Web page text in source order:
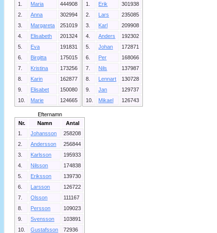
1.
Maria
444908
2.
Anna
302994
3.
Margareta
251019
4.
Elisabeth
201324
5.
Eva
191831
6.
Birgitta
175015
7.
Kristina
173256
8.
Karin
162877
9.
Elisabet
150080
10.
Marie 124665
1.
Erik
301938
2.
Lars
235085
3.
Karl
209908
4.
Anders
192302
5.
Johan
172871
6.
Per
168066
7.
Nils
137987
8.
Lennart
130728
9.
Jan
129737
10.
Mikael 126743
Efternamn
Nr.
Namn
Antal
1.
Johansson
258208
2.
Andersson
256844
3.
Karlsson
195933
4.
Nilsson
174838
5.
Eriksson
139730
6.
Larsson
126722
7.
Olsson
111167
8.
Persson
109023
9.
Svensson
103891
10.
Gustafsson 72936